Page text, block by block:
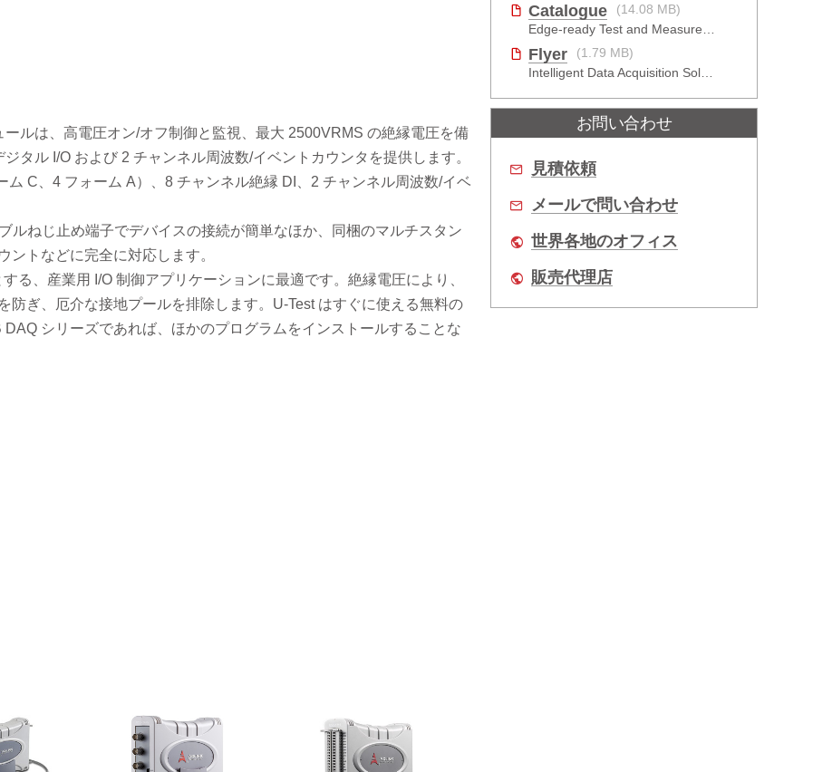
ルは、高電圧オン/オフ制御と監視、最大 2500VRMS の絶縁電圧を備
タル I/O および 2 チャンネル周波数/イベントカウンタを提供します。
C、4 フォーム A）、8 チャンネル絶縁 DI、2 チャンネル周波数/イベ
ルねじ止め端子でデバイスの接続が簡単なほか、同梱のマルチスタン
ントなどに完全に対応します。
る、産業用 I/O 制御アプリケーションに最適です。絶縁電圧により、
防ぎ、厄介な接地プールを排除します。U-Test はすぐに使える無料の
シリーズであれば、ほかのプログラムをインストールすることな
Catalogue
(14.08 MB)
Flyer
(1.79 MB)
お問い合わせ
見積依頼
メールで問い合わせ
世界各地のオフィス
販売代理店